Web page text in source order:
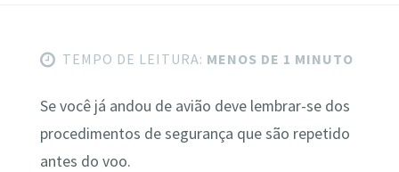
TEMPO DE LEITURA: MENOS DE 1 MINUTO
Se você já andou de avião deve lembrar-se dos
procedimentos de segurança que são repetido
antes do voo.